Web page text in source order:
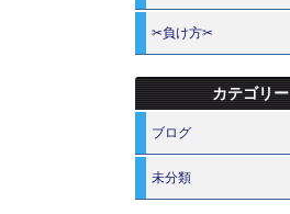
✂負け方✂
カテゴリー
ブログ
未分類